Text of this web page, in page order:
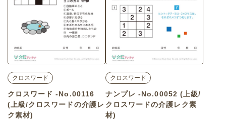
クロスワード
クロスワード -No.00116
(上級/クロスワードの介護レ
ク素材)
クロスワード
ナンプレ -No.00052 (上級/
クロスワードの介護レク素
材)